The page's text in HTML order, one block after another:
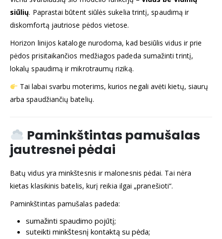
siūlių. Paprastai būtent siūlės sukelia trintį, spaudimą ir
diskomfortą jautriose pėdos vietose.
Horizon linijos kataloge nurodoma, kad besiūlis vidus ir prie
pėdos prisitaikančios medžiagos padeda sumažinti trintį,
lokalų spaudimą ir mikrotraumų riziką.
Tai labai svarbu moterims, kurios negali avėti kietų, siaurų
arba spaudžiančių batelių.
Paminkštintas pamušalas
jautresnei pėdai
Batų vidus yra minkštesnis ir malonesnis pėdai. Tai nėra
kietas klasikinis batelis, kurį reikia ilgai „pranešioti“.
Paminkštintas pamušalas padeda:
sumažinti spaudimo pojūtį;
suteikti minkštesnį kontaktą su pėda;